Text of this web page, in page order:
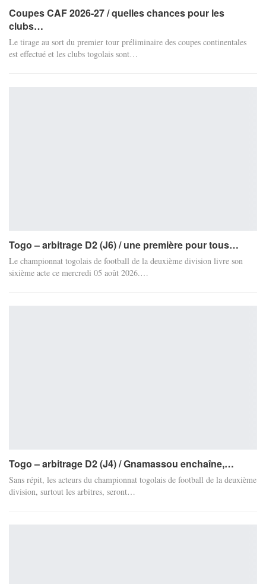
Coupes CAF 2026-27 / quelles chances pour les
clubs…
Le tirage au sort du premier tour préliminaire des coupes continentales
est effectué et les clubs togolais sont…
Togo – arbitrage D2 (J6) / une première pour tous…
Le championnat togolais de football de la deuxième division livre son
sixième acte ce mercredi 05 août 2026.…
Togo – arbitrage D2 (J4) / Gnamassou enchaîne,…
Sans répit, les acteurs du championnat togolais de football de la deuxième
division, surtout les arbitres, seront…